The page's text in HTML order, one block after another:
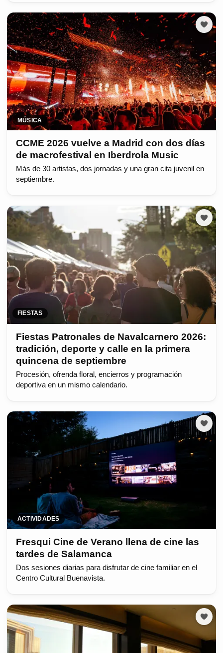
MÚSICA
CCME 2026 vuelve a Madrid con dos días
de macrofestival en Iberdrola Music
Más de 30 artistas, dos jornadas y una gran cita juvenil en
septiembre.
FIESTAS
Fiestas Patronales de Navalcarnero 2026:
tradición, deporte y calle en la primera
quincena de septiembre
Procesión, ofrenda floral, encierros y programación
deportiva en un mismo calendario.
ACTIVIDADES
Fresqui Cine de Verano llena de cine las
tardes de Salamanca
Dos sesiones diarias para disfrutar de cine familiar en el
Centro Cultural Buenavista.